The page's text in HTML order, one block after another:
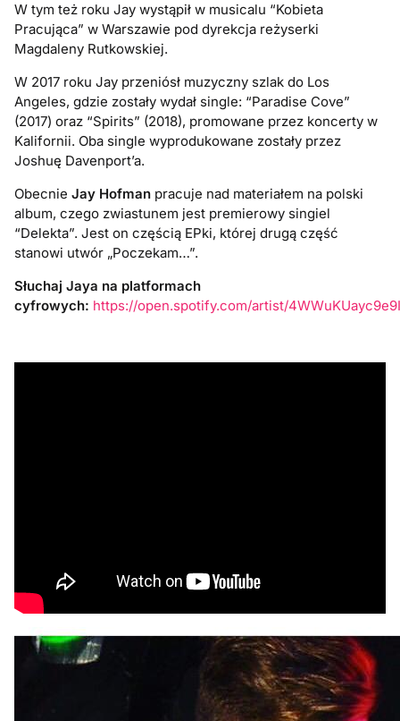
W tym też roku Jay wystąpił w musicalu “Kobieta
Pracująca” w Warszawie pod dyrekcja reżyserki
Magdaleny Rutkowskiej.
W 2017 roku Jay przeniósł muzyczny szlak do Los
Angeles, gdzie zostały wydał single: “Paradise Cove”
(2017) oraz “Spirits” (2018), promowane przez koncerty w
Kalifornii. Oba single wyprodukowane zostały przez
Joshuę Davenport’a.
ObecnieJay Hofman pracuje nad materiałem na polski
album, czego zwiastunem jest premierowy singiel
“Delekta”. Jest on częścią EPki, której drugą część
stanowi utwór „Poczekam…”.
Słuchaj Jaya na platformach
cyfrowych: https://open.spotify.com/artist/